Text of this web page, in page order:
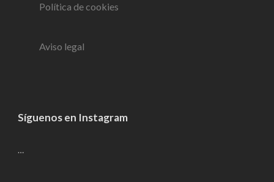
Política de cookies
Aviso legal
Síguenos en Instagram
…